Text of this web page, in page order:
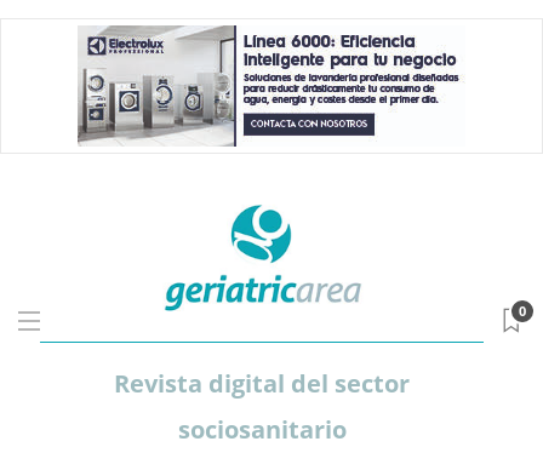
Revista digital del sector
sociosanitario
0